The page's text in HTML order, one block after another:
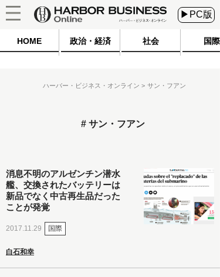
▶PC版
HOME 政治・経済 社会 国際
ハーバー・ビジネス・オンライン サン・フアン
サン・フアン
消息不明のアルゼンチン潜水
艦、交換されたバッテリーは
新品でなく中古再生品だった
ことが発覚
2017.11.29 国際
白石和幸